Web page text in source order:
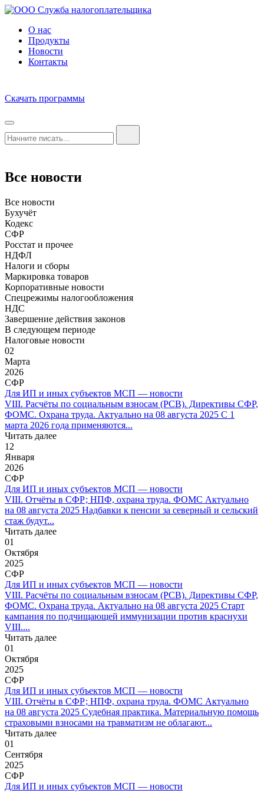
О нас
Продукты
Новости
Контакты
Скачать программы
Все новости
Все новости
Бухучёт
Кодекс
СФР
Росстат и прочее
НДФЛ
Налоги и сборы
Маркировка товаров
Корпоративные новости
Спецрежимы налогообложения
НДС
Завершение действия законов
В следующем периоде
Налоговые новости
02
Марта
2026
СФР
Для ИП и иных субъектов МСП — новости
VIII. Расчёты по социальным взносам (РСВ). Директивы СФР,
ФОМС. Охрана труда. Актуально на 08 августа 2025 С 1
марта 2026 года применяются...
Читать далее
12
Января
2026
СФР
Для ИП и иных субъектов МСП — новости
VIII. Отчёты в СФР; НПФ, охрана труда. ФОМС Актуально
на 08 августа 2025 Надбавки к пенсии за северный и сельский
стаж будут...
Читать далее
01
Октября
2025
СФР
Для ИП и иных субъектов МСП — новости
VIII. Расчёты по социальным взносам (РСВ). Директивы СФР,
ФОМС. Охрана труда. Актуально на 08 августа 2025 Старт
кампания по подчищающей иммунизации против краснухи
VIII....
Читать далее
01
Октября
2025
СФР
Для ИП и иных субъектов МСП — новости
VIII. Отчёты в СФР; НПФ, охрана труда. ФОМС Актуально
на 08 августа 2025 Судебная практика. Материальную помощь
страховыми взносами на травматизм не облагают...
Читать далее
01
Сентября
2025
СФР
Для ИП и иных субъектов МСП — новости